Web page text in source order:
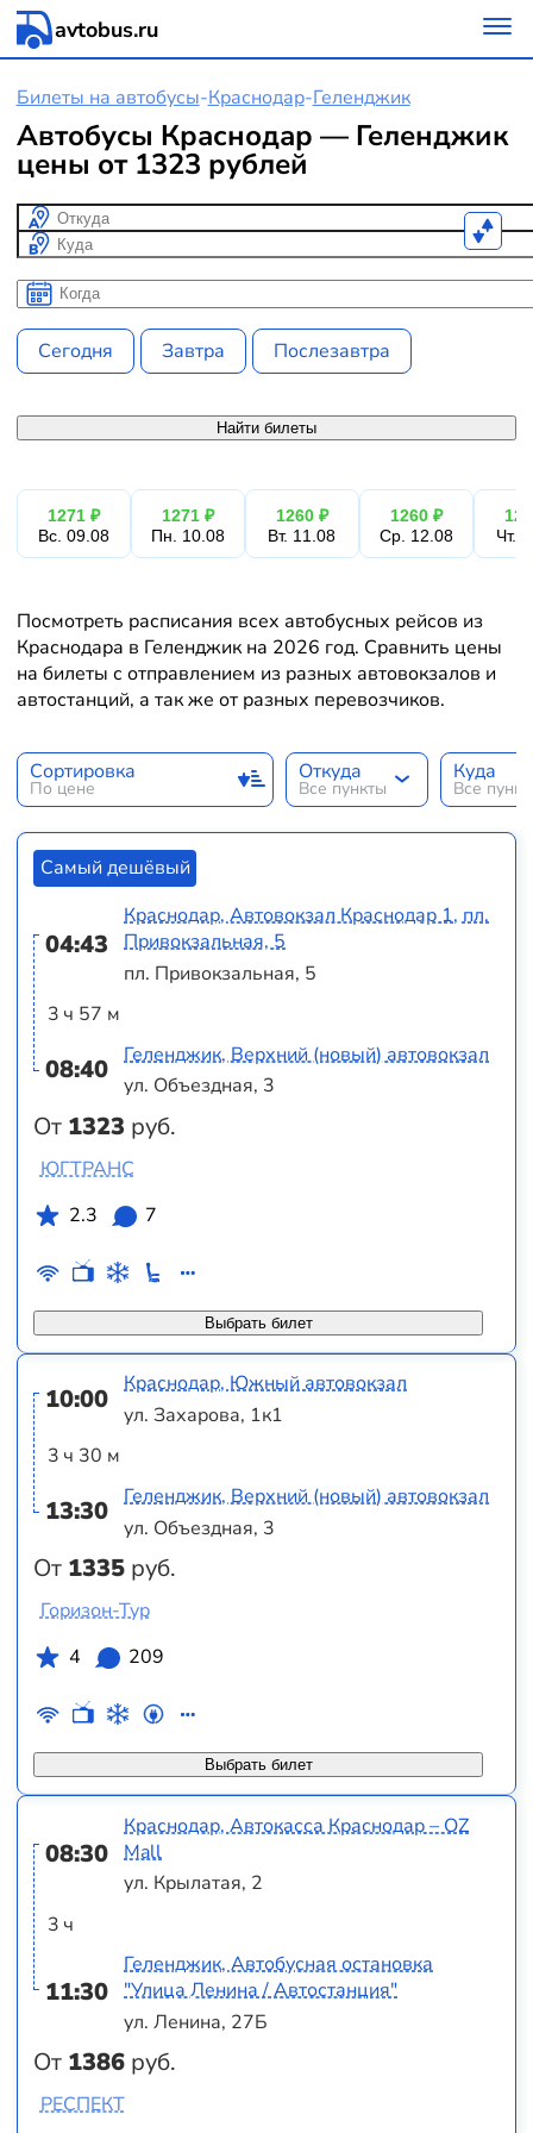
avtobus.ru
Билеты на автобусы-Краснодар-Геленджик
Автобусы Краснодар — Геленджик
цены от 1323 рублей
Откуда
Куда
Когда
Когда
Сегодня Завтра Послезавтра
Найти билеты
1271 ₽
Вс. 09.08
1271 ₽
Пн. 10.08
1260 ₽
Вт. 11.08
1260 ₽
Ср. 12.08
Чт.
Посмотреть расписания всех автобусных рейсов из
Краснодара в Геленджик на 2026 год. Сравнить цены
на билеты с отправлением из разных автовокзалов и
автостанций, а так же от разных перевозчиков.
Сортировка
По цене
Откуда
Все пункты
Куда
Все
Самый дешёвый
04:43
3 ч 57 м
08:40
От 1323 руб.
Краснодар, Автовокзал Краснодар 1, пл.
Привокзальная, 5
пл. Привокзальная, 5
Геленджик, Верхний (новый) автовокзал
ул. Объездная, 3
Выбрать билет
ЮГТРАНС
2.3
7
10:00
3 ч 30 м
13:30
От 1335 руб.
Краснодар, Южный автовокзал
ул. Захарова, 1к1
Геленджик, Верхний (новый) автовокзал
ул. Объездная, 3
Выбрать билет
Горизон-Тур
4
209
08:30
3 ч
11:30
От 1386 руб.
Краснодар, Автокасса Краснодар – OZ
Mall
ул. Крылатая, 2
Геленджик, Автобусная остановка
"Улица Ленина / Автостанция"
ул. Ленина, 27Б
РЕСПЕКТ